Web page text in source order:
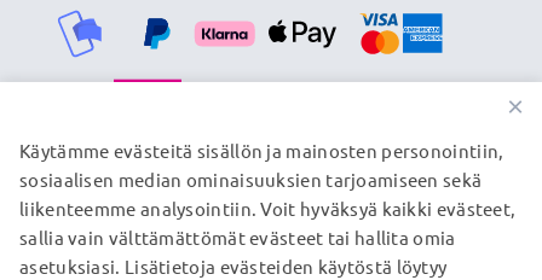
TOIMITUSKUMPPANIMME
© subtel.fi 2026
Kaikki hinnat sisältävät arvonlisäveron, mutta ei
×
Käytämme evästeitä sisällön ja mainosten personointiin,
sosiaalisen median ominaisuuksien tarjoamiseen sekä
liikenteemme analysointiin. Voit hyväksyä kaikki evästeet,
sallia vain välttämättömät evästeet tai hallita omia
asetuksiasi. Lisätietoja evästeiden käytöstä löytyy